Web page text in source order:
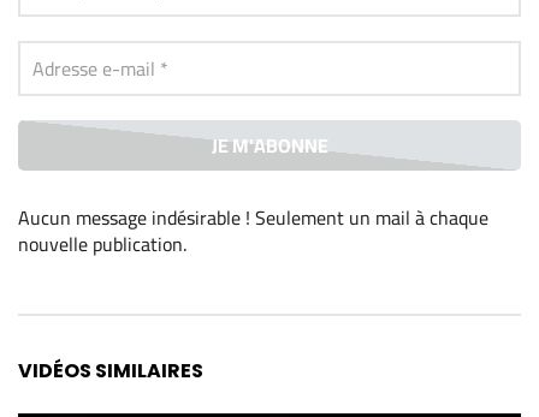
Aucun message indésirable ! Seulement un mail à chaque
nouvelle publication.
VIDÉOS SIMILAIRES